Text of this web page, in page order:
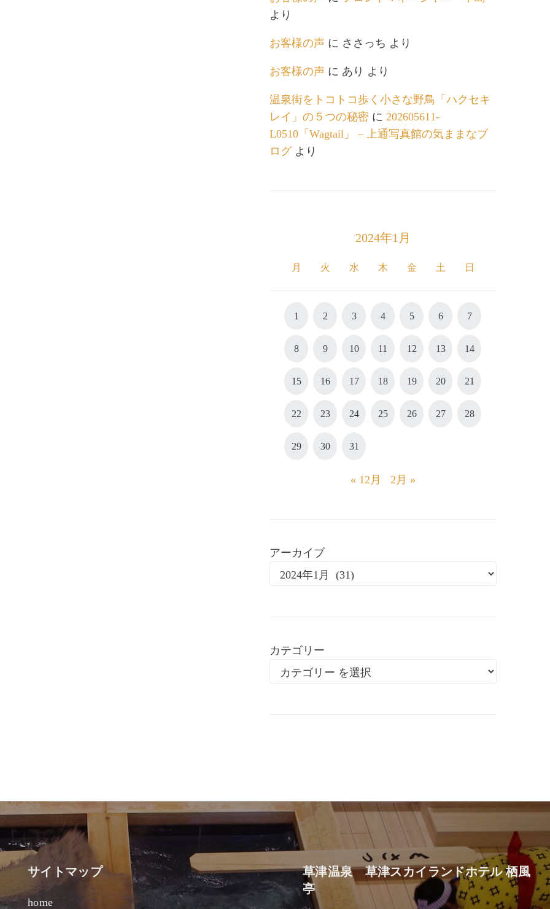
より
お客様の声 に ささっち より
お客様の声 に あり より
温泉街をトコトコ歩く小さな野鳥「ハクセキ
レイ」の５つの秘密 に 202605611-
L0510「Wagtail」 – 上通写真館の気ままなブ
ログより
2024年1月
月 火 水 木 金 土 日
1 2 3 4 5 6 7
8 9 10 11 12 13 14
15 16 17 18 19 20 21
22 23 24 25 26 27 28
29 30 31
« 12月 2月 »
アーカイブ
カテゴリー
サイトマップ
home
草津温泉 草津スカイランドホテル 栖風
亭